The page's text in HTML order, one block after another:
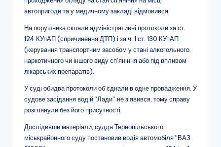
автопригоди та у медичному закладі відмовився.
На порушника склали адміністративні протоколи за ст.
124 КУпАП (спричинення ДТП) і за ч. 1 ст. 130 КУпАП
(керування транспортним засобом у стані алкогольного,
наркотичного чи іншого виду сп’яніння або під впливом
лікарських препаратів).
У суді обидва протоколи об’єднали в одне провадження. У
судове засідання водій “Лади” не з’явився, тому справу
розглянули без його присутності.
Дослідивши матеріали, суддя Тернопільського
міськрайонного суду постановив водія автомобіля “ВАЗ